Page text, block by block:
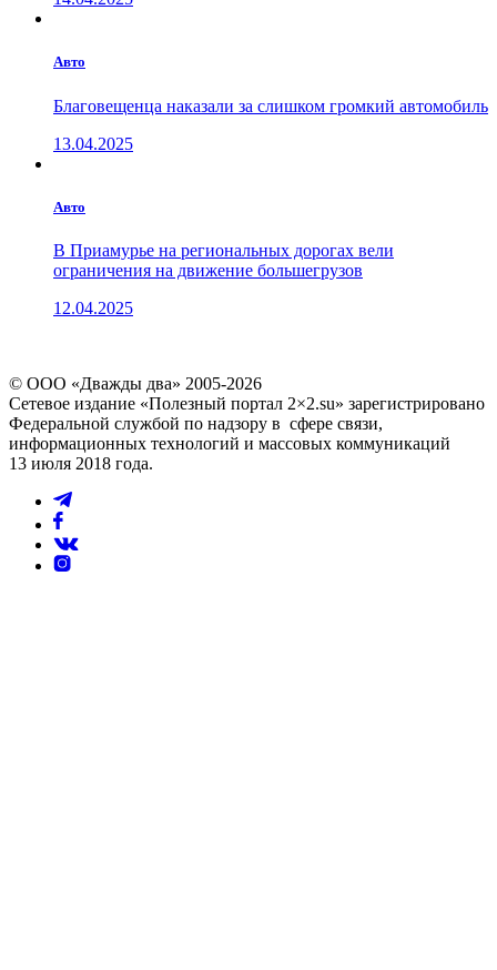
Авто
Благовещенца наказали за слишком громкий автомобиль
13.04.2025
Авто
В Приамурье на региональных дорогах вели
ограничения на движение большегрузов
12.04.2025
© ООО «Дважды два» 2005-2026
Сетевое издание «Полезный портал 2×2.su» зарегистрировано
Федеральной службой по надзору в сфере связи,
информационных технологий и массовых коммуникаций
13 июля 2018 года.